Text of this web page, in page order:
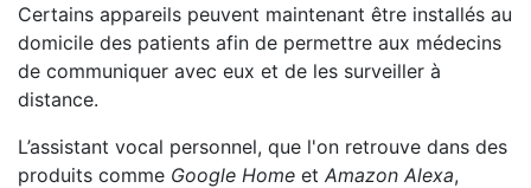
Certains appareils peuvent maintenant être installés au
domicile des patients afin de permettre aux médecins
de communiquer avec eux et de les surveiller à
distance.
L’assistant vocal personnel, que l'on retrouve dans des
produits comme Google Home et Amazon Alexa,